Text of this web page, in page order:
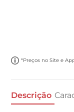
*Preços no Site e
Descrição